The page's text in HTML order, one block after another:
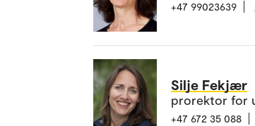
+47 99023639
Silje Fekjær
prorektor for
+47 672 35 088